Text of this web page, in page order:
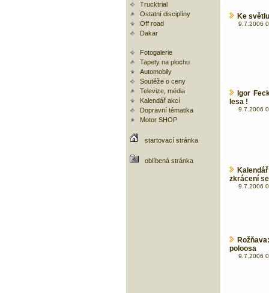
Trucktrial
Ostatní disciplíny
Off road
Dakar
Fotogalerie
Tapety na plochu
Automobily
Soutěže o ceny
Televize, média
Kalendář akcí
Dopravní tématika
Motor SHOP
startovací stránka
oblíbená stránka
Ke
9.7.2006
Igor
lesa !
9.7.2006
zkrácení
9.7.2006
poloosa
9.7.2006